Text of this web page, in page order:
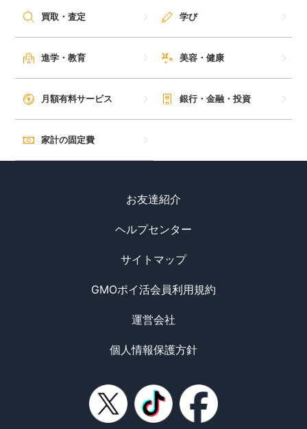
買取・査定 学び
進学・教育 美容・健康
月額有料サービス 銀行・金融・投資
家計の固定費
お友達紹介
ヘルプセンター
サイトマップ
GMOポイ活会員利用規約
運営会社
個人情報保護方針